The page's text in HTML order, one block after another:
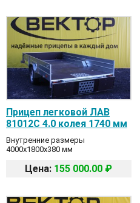
Прицеп легковой ЛАВ
81012C 4.0 колея 1740 мм
Внутренние размеры
4000x1800x380 мм
Цена: 155 000.00 ₽